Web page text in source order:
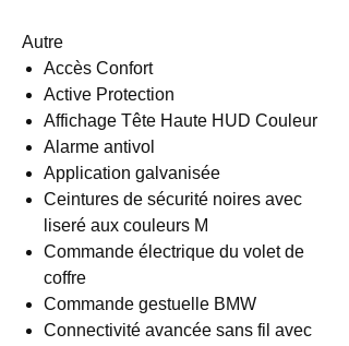
Autre
Accès Confort
Active Protection
Affichage Tête Haute HUD Couleur
Alarme antivol
Application galvanisée
Ceintures de sécurité noires avec
liseré aux couleurs M
Commande électrique du volet de
coffre
Commande gestuelle BMW
Connectivité avancée sans fil avec